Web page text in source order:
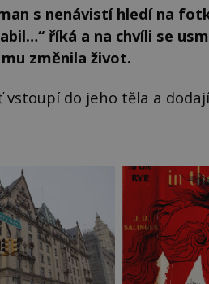
s nenávistí hledí na
říká a na chvíli se
změnila život.
do jeho těla a